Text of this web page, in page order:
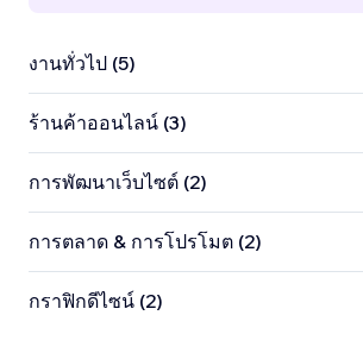
งานทั่วไป (5)
ร้านค้าออนไลน์ (3)
การพัฒนาเว็บไซต์ (2)
การตลาด & การโปรโมต (2)
กราฟิกดีไซน์ (2)